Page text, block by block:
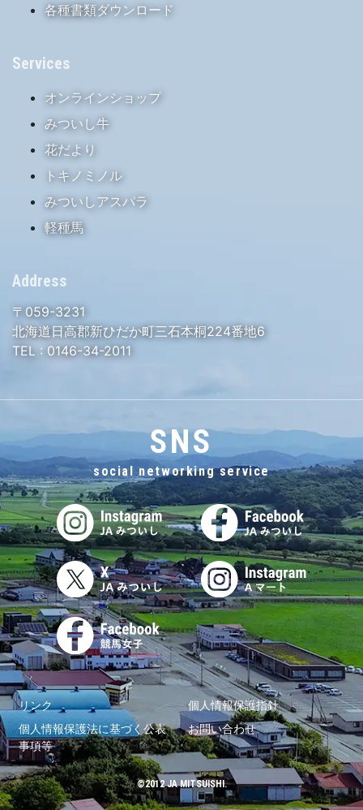
各種書類ダウンロード
Services
オンラインショップ
みついし牛
花だより
トキノミノル
みついしアスパラ
軽種馬
Address
〒059-3231
北海道日高郡新ひだか町三石本桐224番地6
TEL : 0146-34-2011
SNS
social networking service
リンク
個人情報保護指針
個人情報保護法に基づく公表
事項等
お問い合わせ
©2012 JA MITSUISHI.